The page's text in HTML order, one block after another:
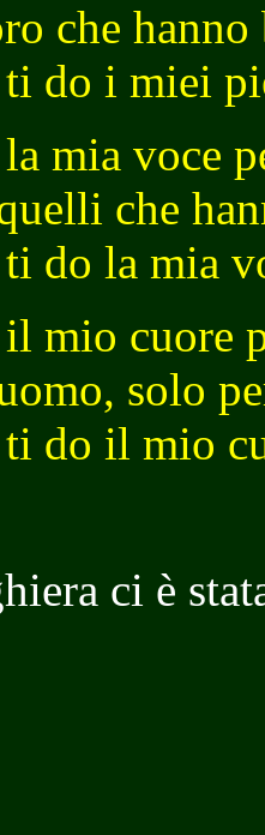
che
do i miei
mia voce
che
do la mia
mio cuore
solo
do il mio
ci è